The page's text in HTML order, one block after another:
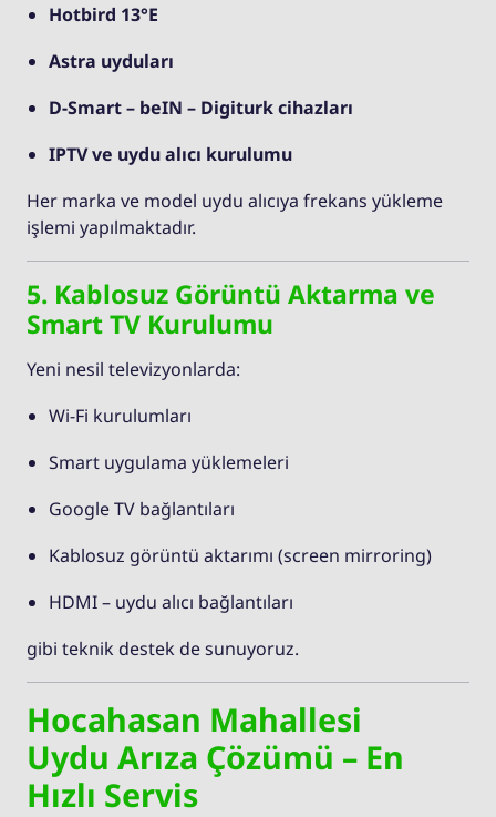
Hotbird 13°E
Astra uyduları
D-Smart – beIN – Digiturk cihazları
IPTV ve uydu alıcı kurulumu
Her marka ve model uydu alıcıya frekans yükleme
işlemi yapılmaktadır.
5. Kablosuz Görüntü Aktarma ve
Smart TV Kurulumu
Yeni nesil televizyonlarda:
Wi-Fi kurulumları
Smart uygulama yüklemeleri
Google TV bağlantıları
Kablosuz görüntü aktarımı (screen mirroring)
HDMI – uydu alıcı bağlantıları
gibi teknik destek de sunuyoruz.
Hocahasan Mahallesi
Uydu Arıza Çözümü – En
Hızlı Servis